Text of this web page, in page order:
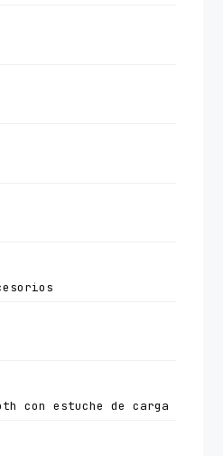
con estuche de carga